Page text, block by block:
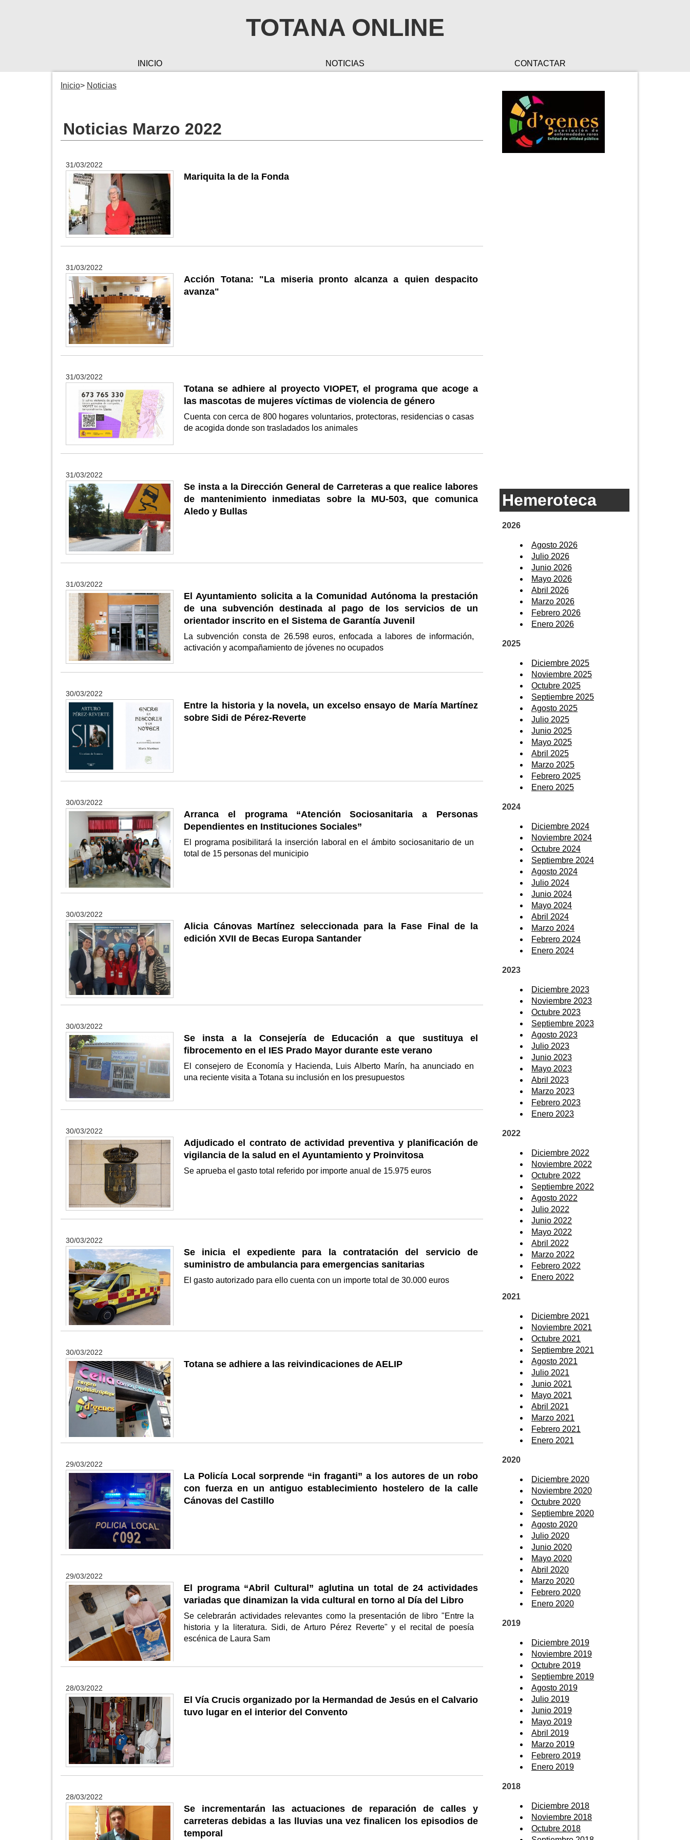
TOTANA ONLINE
INICIO NOTICIAS CONTACTAR
Inicio Noticias
Noticias Marzo 2022
31/03/2022
Mariquita la de la Fonda
31/03/2022
Acción Totana: "La miseria pronto alcanza a quien despacito
avanza"
31/03/2022
Totana se adhiere al proyecto VIOPET, el programa que acoge a
las mascotas de mujeres víctimas de violencia de género
Cuenta con cerca de 800 hogares voluntarios, protectoras, residencias o casas
de acogida donde son trasladados los animales
31/03/2022
Se insta a la Dirección General de Carreteras a que realice labores
de mantenimiento inmediatas sobre la MU-503, que comunica
Aledo y Bullas
31/03/2022
El Ayuntamiento solicita a la Comunidad Autónoma la prestación
de una subvención destinada al pago de los servicios de un
orientador inscrito en el Sistema de Garantía Juvenil
La subvención consta de 26.598 euros, enfocada a labores de información,
activación y acompañamiento de jóvenes no ocupados
30/03/2022
Entre la historia y la novela, un excelso ensayo de María Martínez
sobre Sidi de Pérez-Reverte
30/03/2022
Arranca el programa “Atención Sociosanitaria a Personas
Dependientes en Instituciones Sociales”
El programa posibilitará la inserción laboral en el ámbito sociosanitario de un
total de 15 personas del municipio
30/03/2022
Alicia Cánovas Martínez seleccionada para la Fase Final de la
edición XVII de Becas Europa Santander
30/03/2022
Se insta a la Consejería de Educación a que sustituya el
fibrocemento en el IES Prado Mayor durante este verano
El consejero de Economía y Hacienda, Luis Alberto Marín, ha anunciado en
una reciente visita a Totana su inclusión en los presupuestos
30/03/2022
Adjudicado el contrato de actividad preventiva y planificación de
vigilancia de la salud en el Ayuntamiento y Proinvitosa
Se aprueba el gasto total referido por importe anual de 15.975 euros
30/03/2022
Se inicia el expediente para la contratación del servicio de
suministro de ambulancia para emergencias sanitarias
El gasto autorizado para ello cuenta con un importe total de 30.000 euros
30/03/2022
Totana se adhiere a las reivindicaciones de AELIP
29/03/2022
La Policía Local sorprende “in fraganti” a los autores de un robo
con fuerza en un antiguo establecimiento hostelero de la calle
Cánovas del Castillo
29/03/2022
El programa “Abril Cultural” aglutina un total de 24 actividades
variadas que dinamizan la vida cultural en torno al Día del Libro
Se celebrarán actividades relevantes como la presentación de libro "Entre la
historia y la literatura. Sidi, de Arturo Pérez Reverte" y el recital de poesía
escénica de Laura Sam
28/03/2022
El Vía Crucis organizado por la Hermandad de Jesús en el Calvario
tuvo lugar en el interior del Convento
28/03/2022
Se incrementarán las actuaciones de reparación de calles y
carreteras debidas a las lluvias una vez finalicen los episodios de
temporal
Hemeroteca
2026
Agosto 2026
Julio 2026
Junio 2026
Mayo 2026
Abril 2026
Marzo 2026
Febrero 2026
Enero 2026
2025
Diciembre 2025
Noviembre 2025
Octubre 2025
Septiembre 2025
Agosto 2025
Julio 2025
Junio 2025
Mayo 2025
Abril 2025
Marzo 2025
Febrero 2025
Enero 2025
2024
Diciembre 2024
Noviembre 2024
Octubre 2024
Septiembre 2024
Agosto 2024
Julio 2024
Junio 2024
Mayo 2024
Abril 2024
Marzo 2024
Febrero 2024
Enero 2024
2023
Diciembre 2023
Noviembre 2023
Octubre 2023
Septiembre 2023
Agosto 2023
Julio 2023
Junio 2023
Mayo 2023
Abril 2023
Marzo 2023
Febrero 2023
Enero 2023
2022
Diciembre 2022
Noviembre 2022
Octubre 2022
Septiembre 2022
Agosto 2022
Julio 2022
Junio 2022
Mayo 2022
Abril 2022
Marzo 2022
Febrero 2022
Enero 2022
2021
Diciembre 2021
Noviembre 2021
Octubre 2021
Septiembre 2021
Agosto 2021
Julio 2021
Junio 2021
Mayo 2021
Abril 2021
Marzo 2021
Febrero 2021
Enero 2021
2020
Diciembre 2020
Noviembre 2020
Octubre 2020
Septiembre 2020
Agosto 2020
Julio 2020
Junio 2020
Mayo 2020
Abril 2020
Marzo 2020
Febrero 2020
Enero 2020
2019
Diciembre 2019
Noviembre 2019
Octubre 2019
Septiembre 2019
Agosto 2019
Julio 2019
Junio 2019
Mayo 2019
Abril 2019
Marzo 2019
Febrero 2019
Enero 2019
2018
Diciembre 2018
Noviembre 2018
Octubre 2018